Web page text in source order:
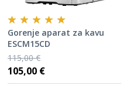
Gorenje aparat za kavu
ESCM15CD
115,00 €
105,00 €